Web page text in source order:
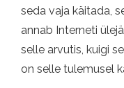
seda vaja käitada,
annab Interneti
selle arvutis, kuigi
on selle tulemusel